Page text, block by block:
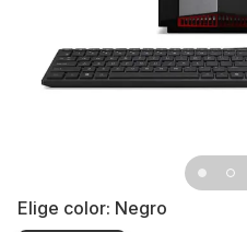
Elige color: Negro